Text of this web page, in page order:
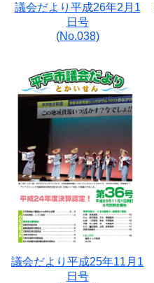
議会だより平成26年2月1
日号
(No.038)
議会だより平成25年11月1
日号